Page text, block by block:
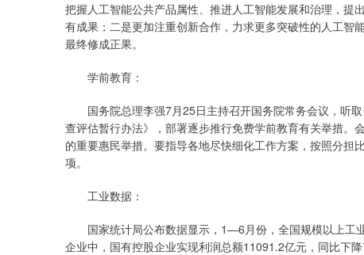
把握人工智能公共产品属性、推进人工智能发展和治理，提
有成果；二是更加注重创新合作，力求更多突破性的人工智
最终修成正果。
学前教育：
国务院总理李强7月25日主持召开国务院常务会议，听取
查评估暂行办法》，部署逐步推行免费学前教育有关举措。
的重要惠民举措。要指导各地尽快细化工作方案，按照分
项。
工业数据：
国家统计局公布数据显示，1—6月份，全国规模以上工
企业中，国有控股企业实现利润总额11091.2亿元，同比下